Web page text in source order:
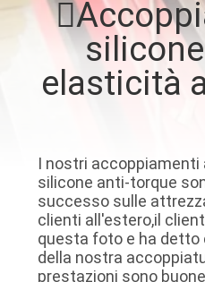
FABBRICA
CONTROLLO
CONTATTO
STATI
UNITI
elasticità
I nostri
silicone anti-torque
successo sulle
clienti all'estero,il
questa foto e ha
della nostra
prestazioni sono